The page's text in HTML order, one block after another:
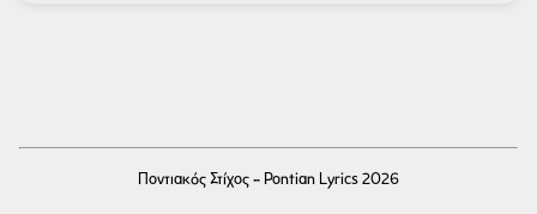
Ποντιακός Στίχος - Pontian Lyrics 2026